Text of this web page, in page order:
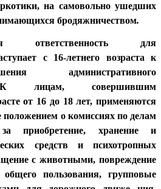
на самовольно ушедших
бродяжничеством.
ответственность для
с 16-летнего возраста к
административного
К лицам, совершившим
от 16 до 18 лет, применяются
о комиссиях по делам
за приобретение, хранение и
средств и психотропных
с животными, повреждение
пользования, групповые